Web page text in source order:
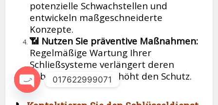
potenzielle Schwachstellen und
entwickeln maßgeschneiderte
Konzepte.
📶 Nutzen Sie präventive Maßnahmen:
Regelmäßige Wartung Ihrer
Schließsysteme verlängert deren
Lebensdauer und erhöht den Schutz.
017622999071